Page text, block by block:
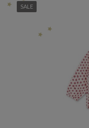
SALE